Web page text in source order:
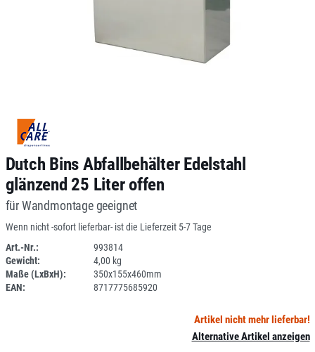
Dutch Bins Abfallbehälter Edelstahl
glänzend 25 Liter offen
für Wandmontage geeignet
Wenn nicht -sofort lieferbar- ist die Lieferzeit 5-7 Tage
Art.-Nr.:
993814
Gewicht:
4,00 kg
Maße (LxBxH):
350x155x460mm
EAN:
8717775685920
Artikel nicht mehr lieferbar!
Alternative Artikel anzeigen